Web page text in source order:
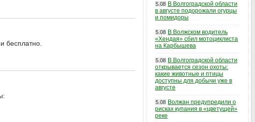
бесплатно.
5.08 В Волгоградской области
в августе подорожали огурцы
и помидоры
5.08 В Волжском водитель
«Хендая» сбил мотоциклиста
на Карбышева
5.08 В Волгоградской области
открывается сезон охоты:
какие животные и птицы
доступны для добычи уже в
августе
5.08 Волжан предупредили о
рисках купания в «цветущей»
реке